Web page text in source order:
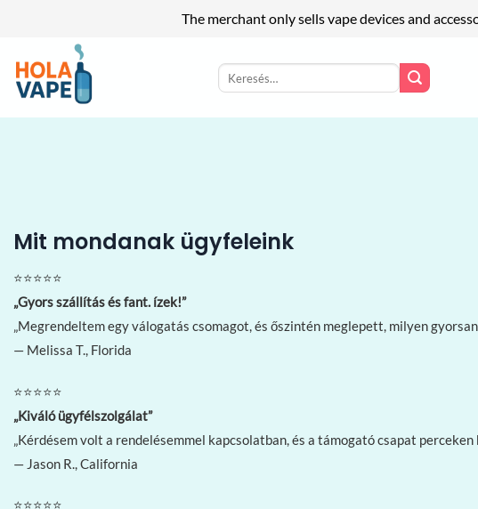
The merchant only sells vape devices and
content
Keresés
a
Mit mondanak ügyfeleink
⭐⭐⭐⭐⭐
„Gyors szállítás és fant. ízek!”
„Megrendeltem egy válogatás csomagot, és őszintén meglepett, milyen
— Melissa T., Florida
⭐⭐⭐⭐⭐
„Kiváló ügyfélszolgálat”
„Kérdésem volt a rendelésemmel kapcsolatban, és a támogató csapat
— Jason R., California
⭐⭐⭐⭐⭐